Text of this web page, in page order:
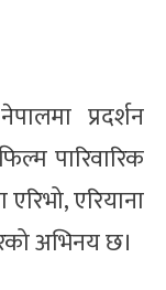
प्रदर्शन
पारिवारिक
एरियाना
अभिनय छ।